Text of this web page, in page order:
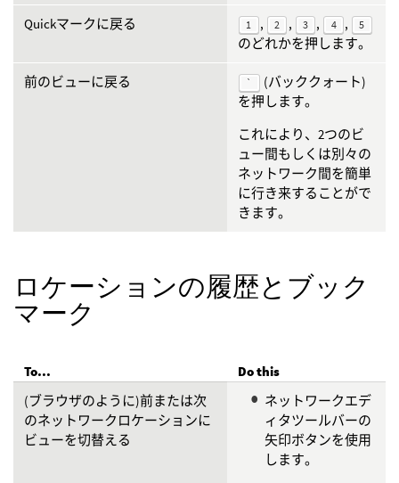
Quickマークに戻る 1 , 2 , 3 , 4 , 5
のどれかを押します。
前のビューに戻る `
(バッククォート)
を押します。
これにより、2つのビ
ュー間もしくは別々の
ネットワーク間を簡単
に行き来することがで
きます。
ロケーションの履歴とブック
マーク
To...
Do this
(ブラウザのように)前または次
のネットワークロケーションに
ビューを切替える
ネットワークエデ
ィタツールバーの
矢印ボタンを使用
します。